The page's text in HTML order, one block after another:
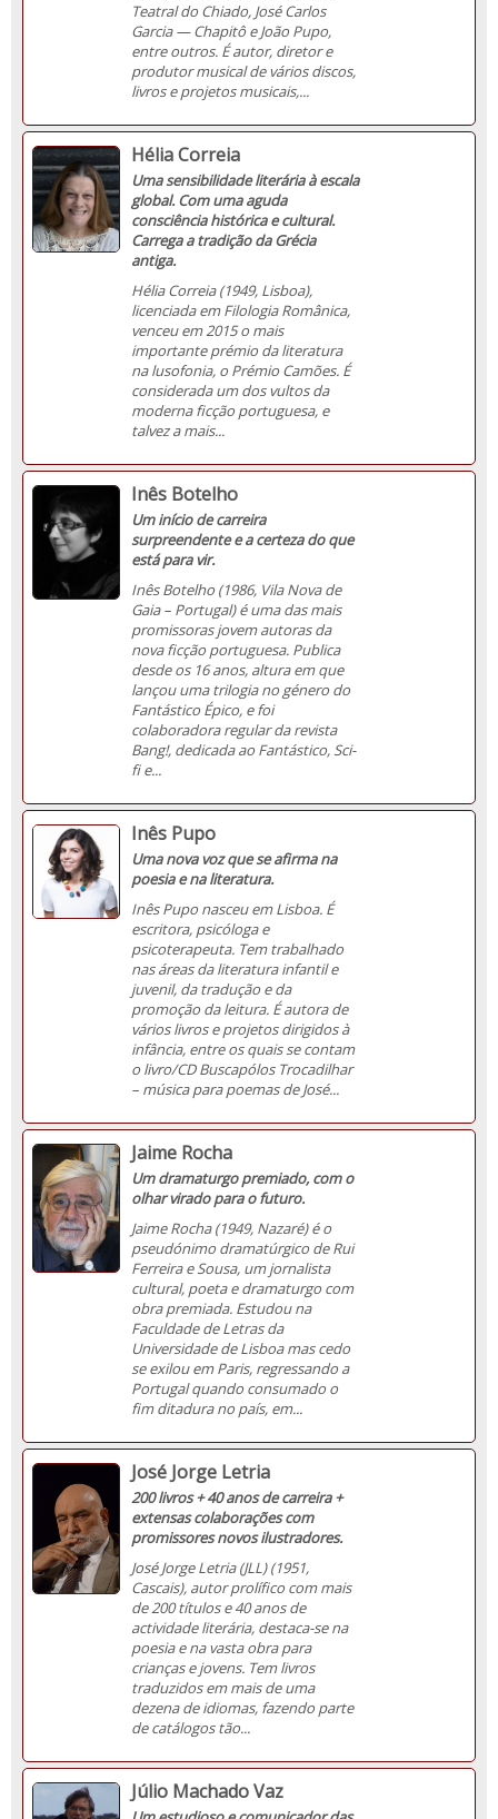
Teatral do Chiado, José Carlos
Garcia — Chapitô e João Pupo,
entre outros. É autor, diretor e
produtor musical de vários discos,
livros e projetos musicais,...
Hélia Correia
Uma sensibilidade literária à escala
global. Com uma aguda
consciência histórica e cultural.
Carrega a tradição da Grécia
antiga.
Hélia Correia (1949, Lisboa),
licenciada em Filologia Românica,
venceu em 2015 o mais
importante prémio da literatura
na lusofonia, o Prémio Camões. É
considerada um dos vultos da
moderna ficção portuguesa, e
talvez a mais...
Inês Botelho
Um início de carreira
surpreendente e a certeza do que
está para vir.
Inês Botelho (1986, Vila Nova de
Gaia – Portugal) é uma das mais
promissoras jovem autoras da
nova ficção portuguesa. Publica
desde os 16 anos, altura em que
lançou uma trilogia no género do
Fantástico Épico, e foi
colaboradora regular da revista
Bang!, dedicada ao Fantástico, Sci-
fi e...
Inês Pupo
Uma nova voz que se afirma na
poesia e na literatura.
Inês Pupo nasceu em Lisboa. É
escritora, psicóloga e
psicoterapeuta. Tem trabalhado
nas áreas da literatura infantil e
juvenil, da tradução e da
promoção da leitura. É autora de
vários livros e projetos dirigidos à
infância, entre os quais se contam
o livro/CD Buscapólos Trocadilhar
– música para poemas de José...
Jaime Rocha
Um dramaturgo premiado, com o
olhar virado para o futuro.
Jaime Rocha (1949, Nazaré) é o
pseudónimo dramatúrgico de Rui
Ferreira e Sousa, um jornalista
cultural, poeta e dramaturgo com
obra premiada. Estudou na
Faculdade de Letras da
Universidade de Lisboa mas cedo
se exilou em Paris, regressando a
Portugal quando consumado o
fim ditadura no país, em...
José Jorge Letria
200 livros + 40 anos de carreira +
extensas colaborações com
promissores novos ilustradores.
José Jorge Letria (JLL) (1951,
Cascais), autor prolífico com mais
de 200 títulos e 40 anos de
actividade literária, destaca-se na
poesia e na vasta obra para
crianças e jovens. Tem livros
traduzidos em mais de uma
dezena de idiomas, fazendo parte
de catálogos tão...
Júlio Machado Vaz